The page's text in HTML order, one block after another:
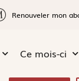
Renouveler mon
Ce mois-ci